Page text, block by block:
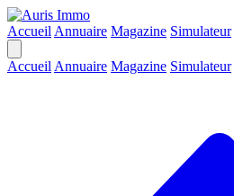
Accueil Annuaire Magazine Simulateur
Accueil Annuaire Magazine Simulateur